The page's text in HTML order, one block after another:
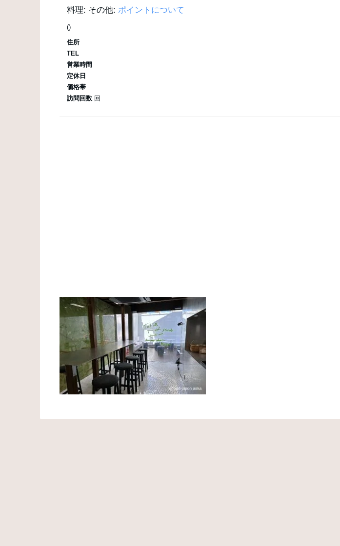
料理: その他: ポイントについて
()
住所
TEL
営業時間
定休日
価格帯
訪問回数 回